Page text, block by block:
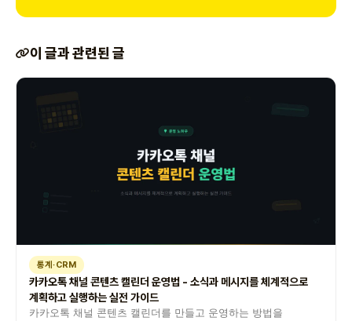
이 글과 관련된 글
통계·CRM
카카오톡 채널 콘텐츠 캘린더 운영법 - 소식과 메시지를 체계적으로
계획하고 실행하는 실전 가이드
카카오톡 채널 콘텐츠 캘린더를 만들고 운영하는 방법을